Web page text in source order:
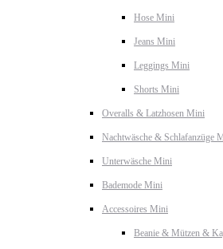
Hose Mini
Jeans Mini
Leggings Mini
Shorts Mini
Overalls & Latzhosen Mini
Nachtwäsche & Schlafanzüge
Unterwäsche Mini
Bademode Mini
Accessoires Mini
Beanie & Mützen &